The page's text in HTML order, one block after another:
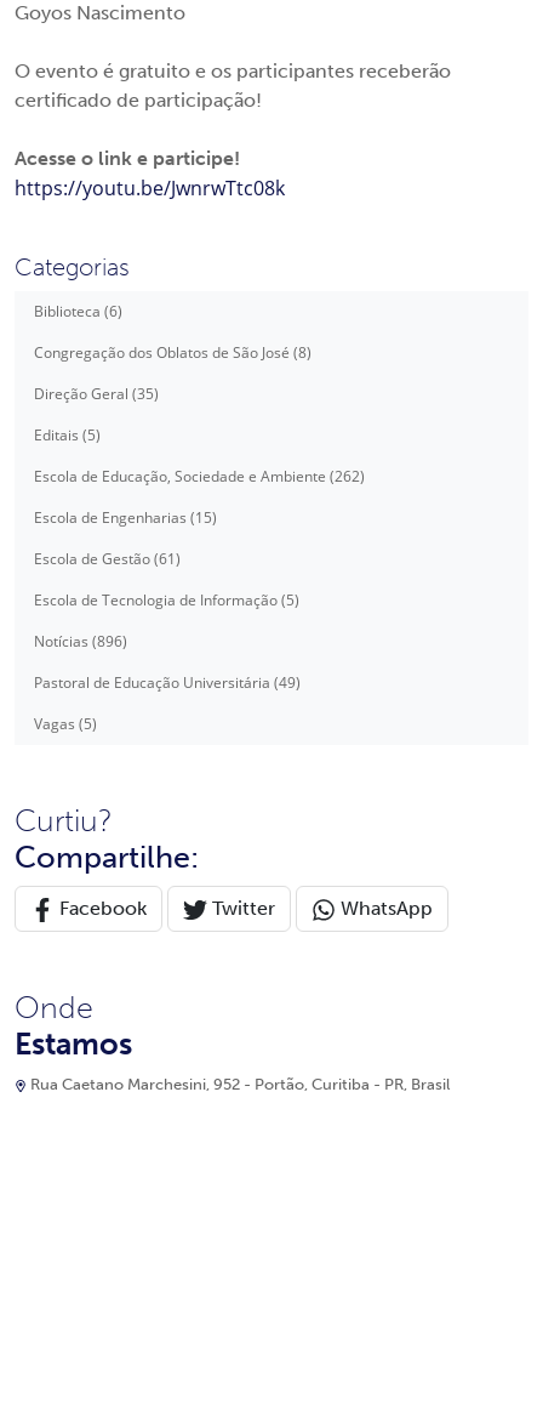
Goyos Nascimento
O evento é gratuito e os participantes receberão
certificado de participação!
Acesse o link e participe!
https://youtu.be/JwnrwTtc08k
Categorias
Biblioteca (6)
Congregação dos Oblatos de São José (8)
Direção Geral (35)
Editais (5)
Escola de Educação, Sociedade e Ambiente (262)
Escola de Engenharias (15)
Escola de Gestão (61)
Escola de Tecnologia de Informação (5)
Notícias (896)
Pastoral de Educação Universitária (49)
Vagas (5)
Curtiu?
Compartilhe:
Facebook Twitter WhatsApp
Onde
Estamos
Rua Caetano Marchesini, 952 - Portão, Curitiba - PR, Brasil